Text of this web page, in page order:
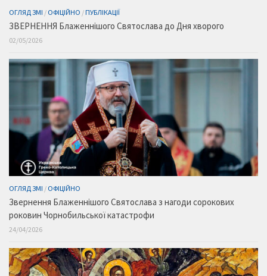
ОГЛЯД ЗМІ / ОФІЦІЙНО /ПУБЛІКАЦІЇ
ЗВЕРНЕННЯ Блаженнішого Святослава до Дня хворого
02/05/2026
ОГЛЯД ЗМІ / ОФІЦІЙНО
Звернення Блаженнішого Святослава з нагоди сорокових
роковин Чорнобильської катастрофи
24/04/2026